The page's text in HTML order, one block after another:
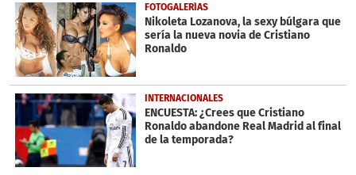
FOTOGALERÍAS
Nikoleta Lozanova, la sexy búlgara que
sería la nueva novia de Cristiano
Ronaldo
INTERNACIONALES
ENCUESTA: ¿Crees que Cristiano
Ronaldo abandone Real Madrid al final
de la temporada?